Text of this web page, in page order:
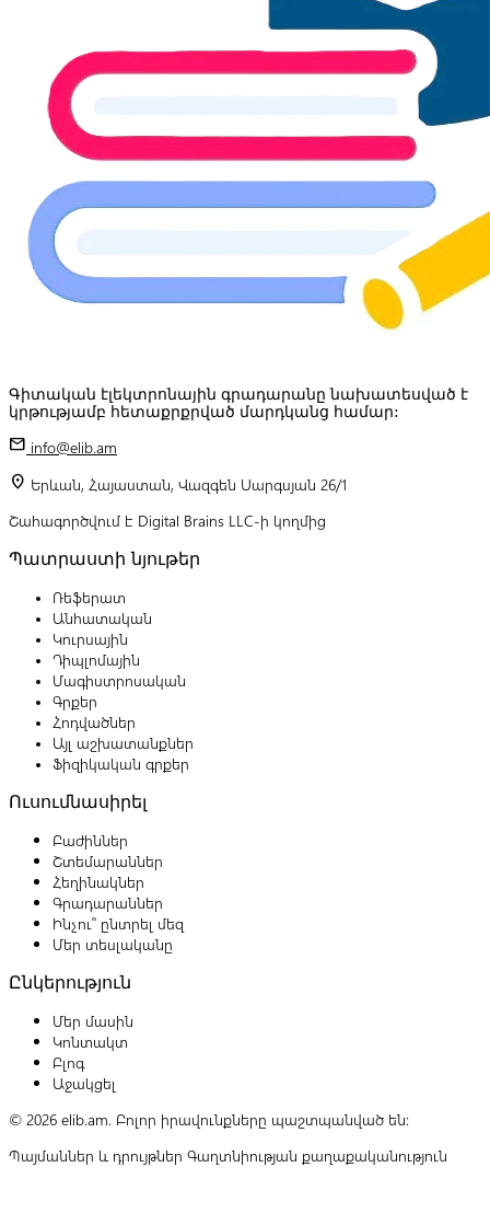
Գիտական էլեկտրոնային գրադարանը նախատեսված է
կրթությամբ հետաքրքրված մարդկանց համար:
mail info@elib.am
location_on Երևան, Հայաստան, Վազգեն Սարգսյան 26/1
Շահագործվում է Digital Brains LLC-ի կողմից
Պատրաստի նյութեր
Ռեֆերատ
Անհատական
Կուրսային
Դիպլոմային
Մագիստրոսական
Գրքեր
Հոդվածներ
Այլ աշխատանքներ
Ֆիզիկական գրքեր
Ուսումնասիրել
Բաժիններ
Շտեմարաններ
Հեղինակներ
Գրադարաններ
Ինչու՞ ընտրել մեզ
Մեր տեսլականը
Ընկերություն
Մեր մասին
Կոնտակտ
Բլոգ
Աջակցել
© 2026 elib.am. Բոլոր իրավունքները պաշտպանված են:
Պայմաններ և դրույթներ Գաղտնիության քաղաքականություն